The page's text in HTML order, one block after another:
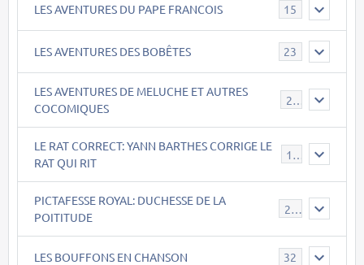
LES AVENTURES DU PAPE FRANCOIS 15
LES AVENTURES DES BOBÊTES 23
LES AVENTURES DE MELUCHE ET AUTRES
COCOMIQUES
22
LE RAT CORRECT: YANN BARTHES CORRIGE LE
RAT QUI RIT
15
PICTAFESSE ROYAL: DUCHESSE DE LA
POITITUDE
23
LES BOUFFONS EN CHANSON 32